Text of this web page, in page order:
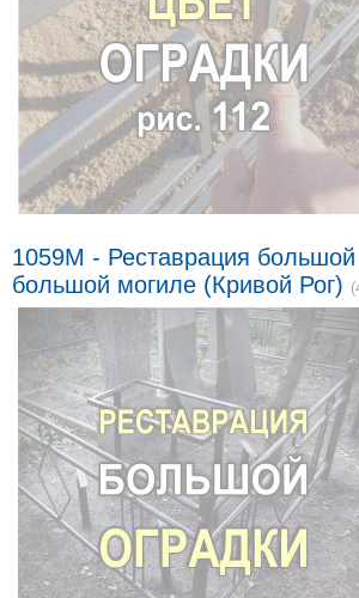
1059М - Реставрация большой
большой могиле (Кривой Рог)